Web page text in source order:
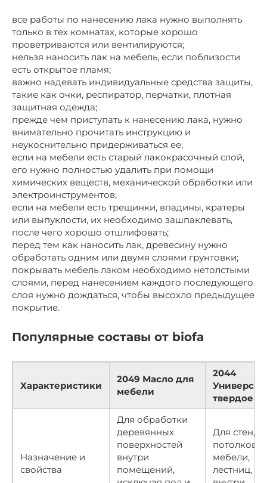
все работы по нанесению лака нужно выполнять
только в тех комнатах, которые хорошо
проветриваются или вентилируются;
нельзя наносить лак на мебель, если поблизости
есть открытое пламя;
важно надевать индивидуальные средства защиты,
такие как очки, респиратор, перчатки, плотная
защитная одежда;
прежде чем приступать к нанесению лака, нужно
внимательно прочитать инструкцию и
неукоснительно придерживаться ее;
если на мебели есть старый лакокрасочный слой,
его нужно полностью удалить при помощи
химических веществ, механической обработки или
электроинструментов;
если на мебели есть трещинки, впадины, кратеры
или выпуклости, их необходимо зашпаклевать,
после чего хорошо отшлифовать;
перед тем как наносить лак, древесину нужно
обработать одним или двумя слоями грунтовки;
покрывать мебель лаком необходимо нетолстыми
слоями, перед нанесением каждого последующего
слоя нужно дождаться, чтобы высохло предыдущее
покрытие.
Популярные составы от biofa
Характеристики
2049 Масло для
мебели
2044
твердое
Назначение и
свойства
Для обработки
деревянных
поверхностей
внутри
помещений,
Для стен,
потолков,
мебели,
лестниц,